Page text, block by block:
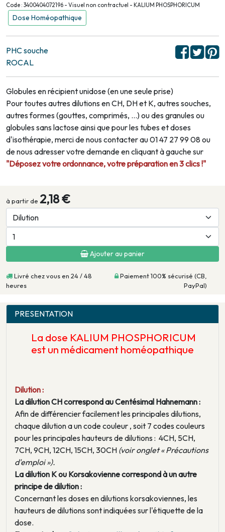
Code : 3400404072196 - Visuel non contractuel - KALIUM PHOSPHORICUM
Dose Homéopathique
PHC souche
ROCAL
Globules en récipient unidose (en une seule prise)
Pour toutes autres dilutions en CH, DH et K, autres souches,
autres formes (gouttes, comprimés, …) ou des granules ou
globules sans lactose ainsi que pour les tubes et doses
d'isothérapie, merci de nous contacter au 01 47 27 99 08 ou
de nous adresser votre demande en cliquant à gauche sur
"Déposez votre ordonnance, votre préparation en 3 clics !"
à partir de 2,18 €
Ajouter au panier
Livré chez vous en 24 / 48
heures
Paiement 100% sécurisé (CB,
PayPal)
PRESENTATION
La dose KALIUM PHOSPHORICUM
est un médicament homéopathique
Dilution :
La dilution CH correspond au Centésimal Hahnemann :
Afin de différencier facilement les principales dilutions,
chaque dilution a un code couleur , soit 7 codes couleurs
pour les principales hauteurs de dilutions : 4CH, 5CH,
7CH, 9CH, 12CH, 15CH, 30CH (voir onglet « Précautions
d'emploi »).
La dilution K ou Korsakovienne correspond à un autre
principe de dilution :
Concernant les doses en dilutions korsakoviennes, les
hauteurs de dilutions sont indiquées sur l'étiquette de la
dose.